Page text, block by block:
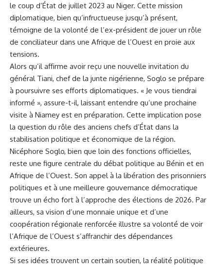
le coup d’État de juillet 2023 au Niger. Cette mission
diplomatique, bien qu’infructueuse jusqu’à présent,
témoigne de la volonté de l’ex-président de jouer un rôle
de conciliateur dans une Afrique de l’Ouest en proie aux
tensions.
Alors qu’il affirme avoir reçu une nouvelle invitation du
général Tiani, chef de la junte nigérienne, Soglo se prépare
à poursuivre ses efforts diplomatiques. « Je vous tiendrai
informé », assure-t-il, laissant entendre qu’une prochaine
visite à Niamey est en préparation. Cette implication pose
la question du rôle des anciens chefs d’État dans la
stabilisation politique et économique de la région.
Nicéphore Soglo, bien que loin des fonctions officielles,
reste une figure centrale du débat politique au Bénin et en
Afrique de l’Ouest. Son appel à la libération des prisonniers
politiques et à une meilleure gouvernance démocratique
trouve un écho fort à l’approche des élections de 2026. Par
ailleurs, sa vision d’une monnaie unique et d’une
coopération régionale renforcée illustre sa volonté de voir
l’Afrique de l’Ouest s’affranchir des dépendances
extérieures.
Si ses idées trouvent un certain soutien, la réalité politique